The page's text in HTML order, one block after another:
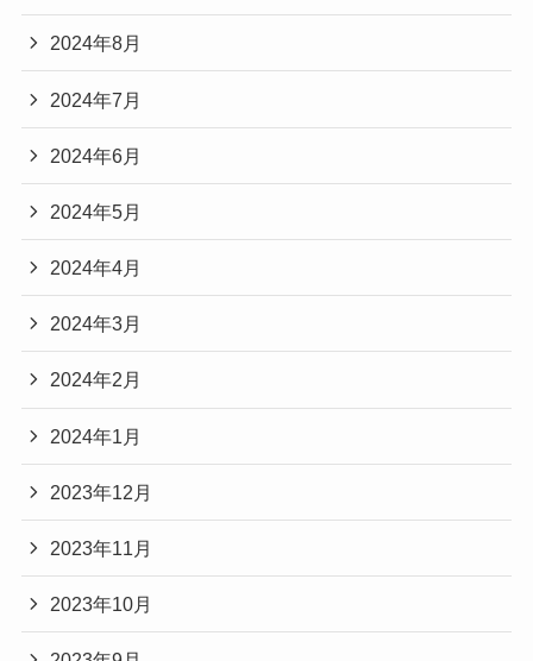
2024年8月
2024年7月
2024年6月
2024年5月
2024年4月
2024年3月
2024年2月
2024年1月
2023年12月
2023年11月
2023年10月